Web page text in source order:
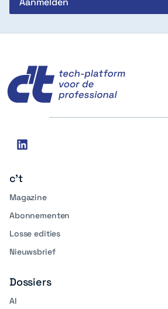
Social
linkedin
c't
Magazine
Abonnementen
Losse edities
Nieuwsbrief
Dossiers
AI